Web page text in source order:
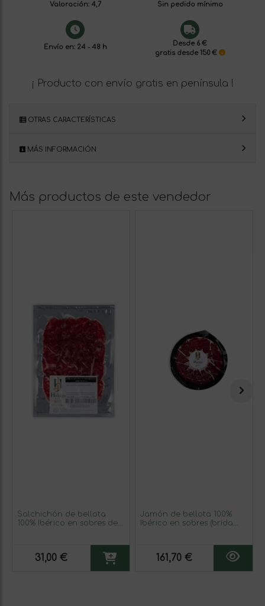
Valoración: 4,7 Sin pedido mínimo
Envío en: 24 - 48 h
Desde 6 €
gratis desde 150 €
¡ Producto con envío gratis en península !
OTRAS CARACTERÍSTICAS
MÁS INFORMACIÓN
Más productos de este vendedor
Salchichón de bellota
100% Ibérico en sobres de
31,00 €
Jamón de bellota 100%
Ibérico en sobres (brida
161,70 €